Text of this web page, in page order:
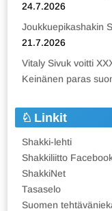
24.7.2026
Joukkuepikashakin
21.7.2026
Vitaly Sivuk voitti
Keinänen paras
Linkit
Shakki-lehti
Shakkiliitto
ShakkiNet
Tasaselo
Suomen